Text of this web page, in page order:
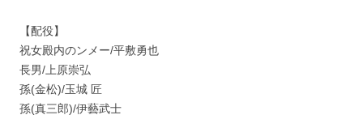
【配役】
祝女殿内のンメー/平敷勇也
長男/上原崇弘
孫(金松)/玉城 匠
孫(真三郎)/伊藝武士